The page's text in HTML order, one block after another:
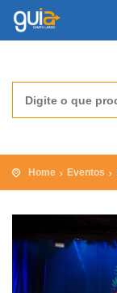
Home Eventos